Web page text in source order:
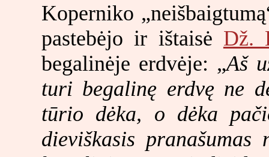
Koperniko
pastebėjo ir ištaisė Dž.
begalinėje erdvėje: „Aš
turi begalinę erdvę ne
tūrio dėka, o dėka
dieviškasis